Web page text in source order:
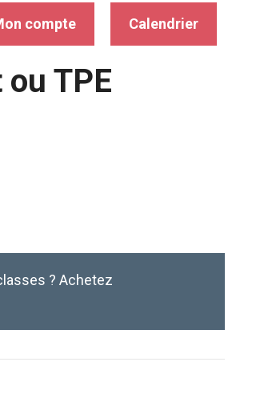
compte Calendrier
TPE
? Achetez